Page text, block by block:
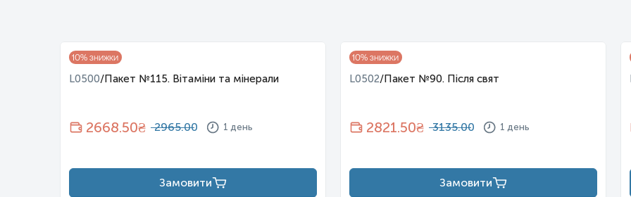
10% знижки
L0500/Пакет №115. Вітаміни та мінерали
2668.50₴ 2965.00 1 день
Замовити
10% знижки
L0502/Пакет №90. Після свят
2821.50₴ 3135.00 1 день
Замовити